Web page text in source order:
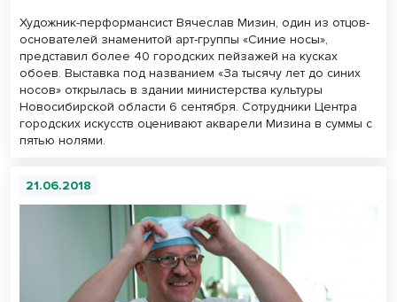
Художник-перформансист Вячеслав Мизин, один из отцов-
основателей знаменитой арт-группы «Синие носы»,
представил более 40 городских пейзажей на кусках
обоев. Выставка под названием «За тысячу лет до синих
носов» открылась в здании министерства культуры
Новосибирской области 6 сентября. Сотрудники Центра
городских искусств оценивают акварели Мизина в суммы с
пятью нолями.
21.06.2018